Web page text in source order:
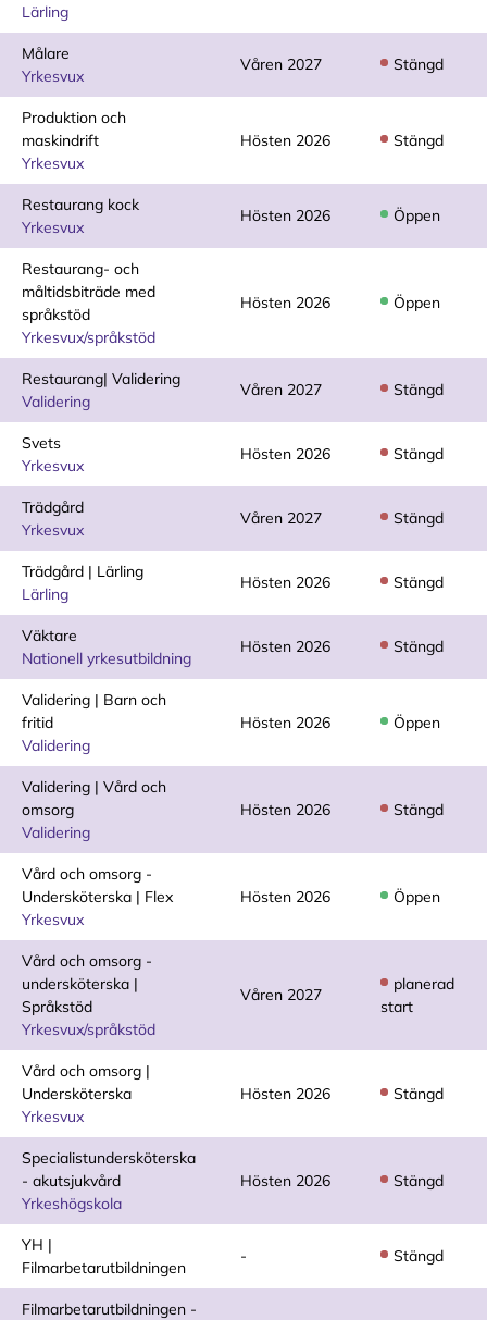
Lärling
Målare
Yrkesvux
Våren 2027 Stängd
Produktion och
maskindrift
Yrkesvux
Hösten 2026 Stängd
Restaurang kock
Yrkesvux
Hösten 2026 Öppen
Restaurang- och
måltidsbiträde med
språkstöd
Yrkesvux/språkstöd
Hösten 2026 Öppen
Restaurang| Validering
Validering
Våren 2027 Stängd
Svets
Yrkesvux
Hösten 2026 Stängd
Trädgård
Yrkesvux
Våren 2027 Stängd
Trädgård | Lärling
Lärling
Hösten 2026 Stängd
Väktare
Nationell yrkesutbildning
Hösten 2026 Stängd
Validering | Barn och
fritid
Validering
Hösten 2026 Öppen
Validering | Vård och
omsorg
Validering
Hösten 2026 Stängd
Vård och omsorg -
Undersköterska | Flex
Yrkesvux
Hösten 2026 Öppen
Vård och omsorg -
undersköterska |
Språkstöd
Yrkesvux/språkstöd
Våren 2027
planerad
start
Vård och omsorg |
Undersköterska
Yrkesvux
Hösten 2026 Stängd
Specialistundersköterska
- akutsjukvård
Yrkeshögskola
Hösten 2026 Stängd
YH |
Filmarbetarutbildningen
- Stängd
Filmarbetarutbildningen -